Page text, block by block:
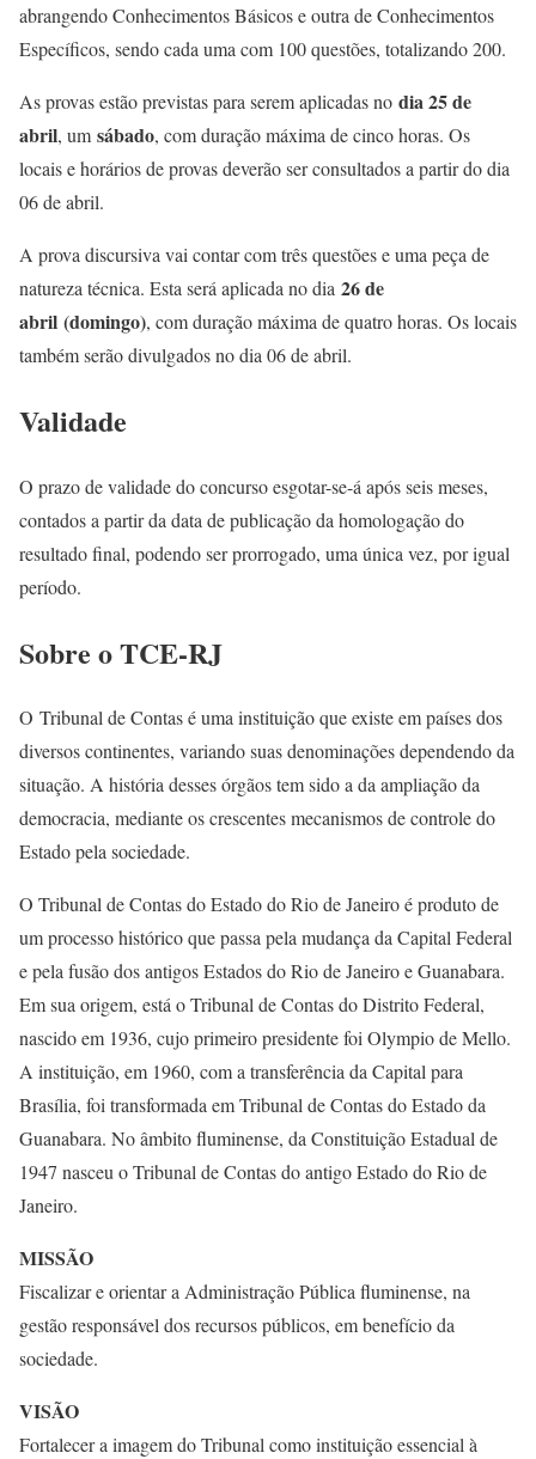
abrangendo Conhecimentos Básicos e outra de Conhecimentos
Específicos, sendo cada uma com 100 questões, totalizando 200.
As provas estão previstas para serem aplicadas no dia 25 de
abril, um sábado, com duração máxima de cinco horas. Os
locais e horários de provas deverão ser consultados a partir do dia
06 de abril.
A prova discursiva vai contar com três questões e uma peça de
natureza técnica. Esta será aplicada no dia 26 de
abril (domingo), com duração máxima de quatro horas. Os locais
também serão divulgados no dia 06 de abril.
Validade
O prazo de validade do concurso esgotar-se-á após seis meses,
contados a partir da data de publicação da homologação do
resultado final, podendo ser prorrogado, uma única vez, por igual
período.
Sobre o TCE-RJ
O Tribunal de Contas é uma instituição que existe em países dos
diversos continentes, variando suas denominações dependendo da
situação. A história desses órgãos tem sido a da ampliação da
democracia, mediante os crescentes mecanismos de controle do
Estado pela sociedade.
O Tribunal de Contas do Estado do Rio de Janeiro é produto de
um processo histórico que passa pela mudança da Capital Federal
e pela fusão dos antigos Estados do Rio de Janeiro e Guanabara.
Em sua origem, está o Tribunal de Contas do Distrito Federal,
nascido em 1936, cujo primeiro presidente foi Olympio de Mello.
A instituição, em 1960, com a transferência da Capital para
Brasília, foi transformada em Tribunal de Contas do Estado da
Guanabara. No âmbito fluminense, da Constituição Estadual de
1947 nasceu o Tribunal de Contas do antigo Estado do Rio de
Janeiro.
MISSÃO
Fiscalizar e orientar a Administração Pública fluminense, na
gestão responsável dos recursos públicos, em benefício da
sociedade.
VISÃO
Fortalecer a imagem do Tribunal como instituição essencial à